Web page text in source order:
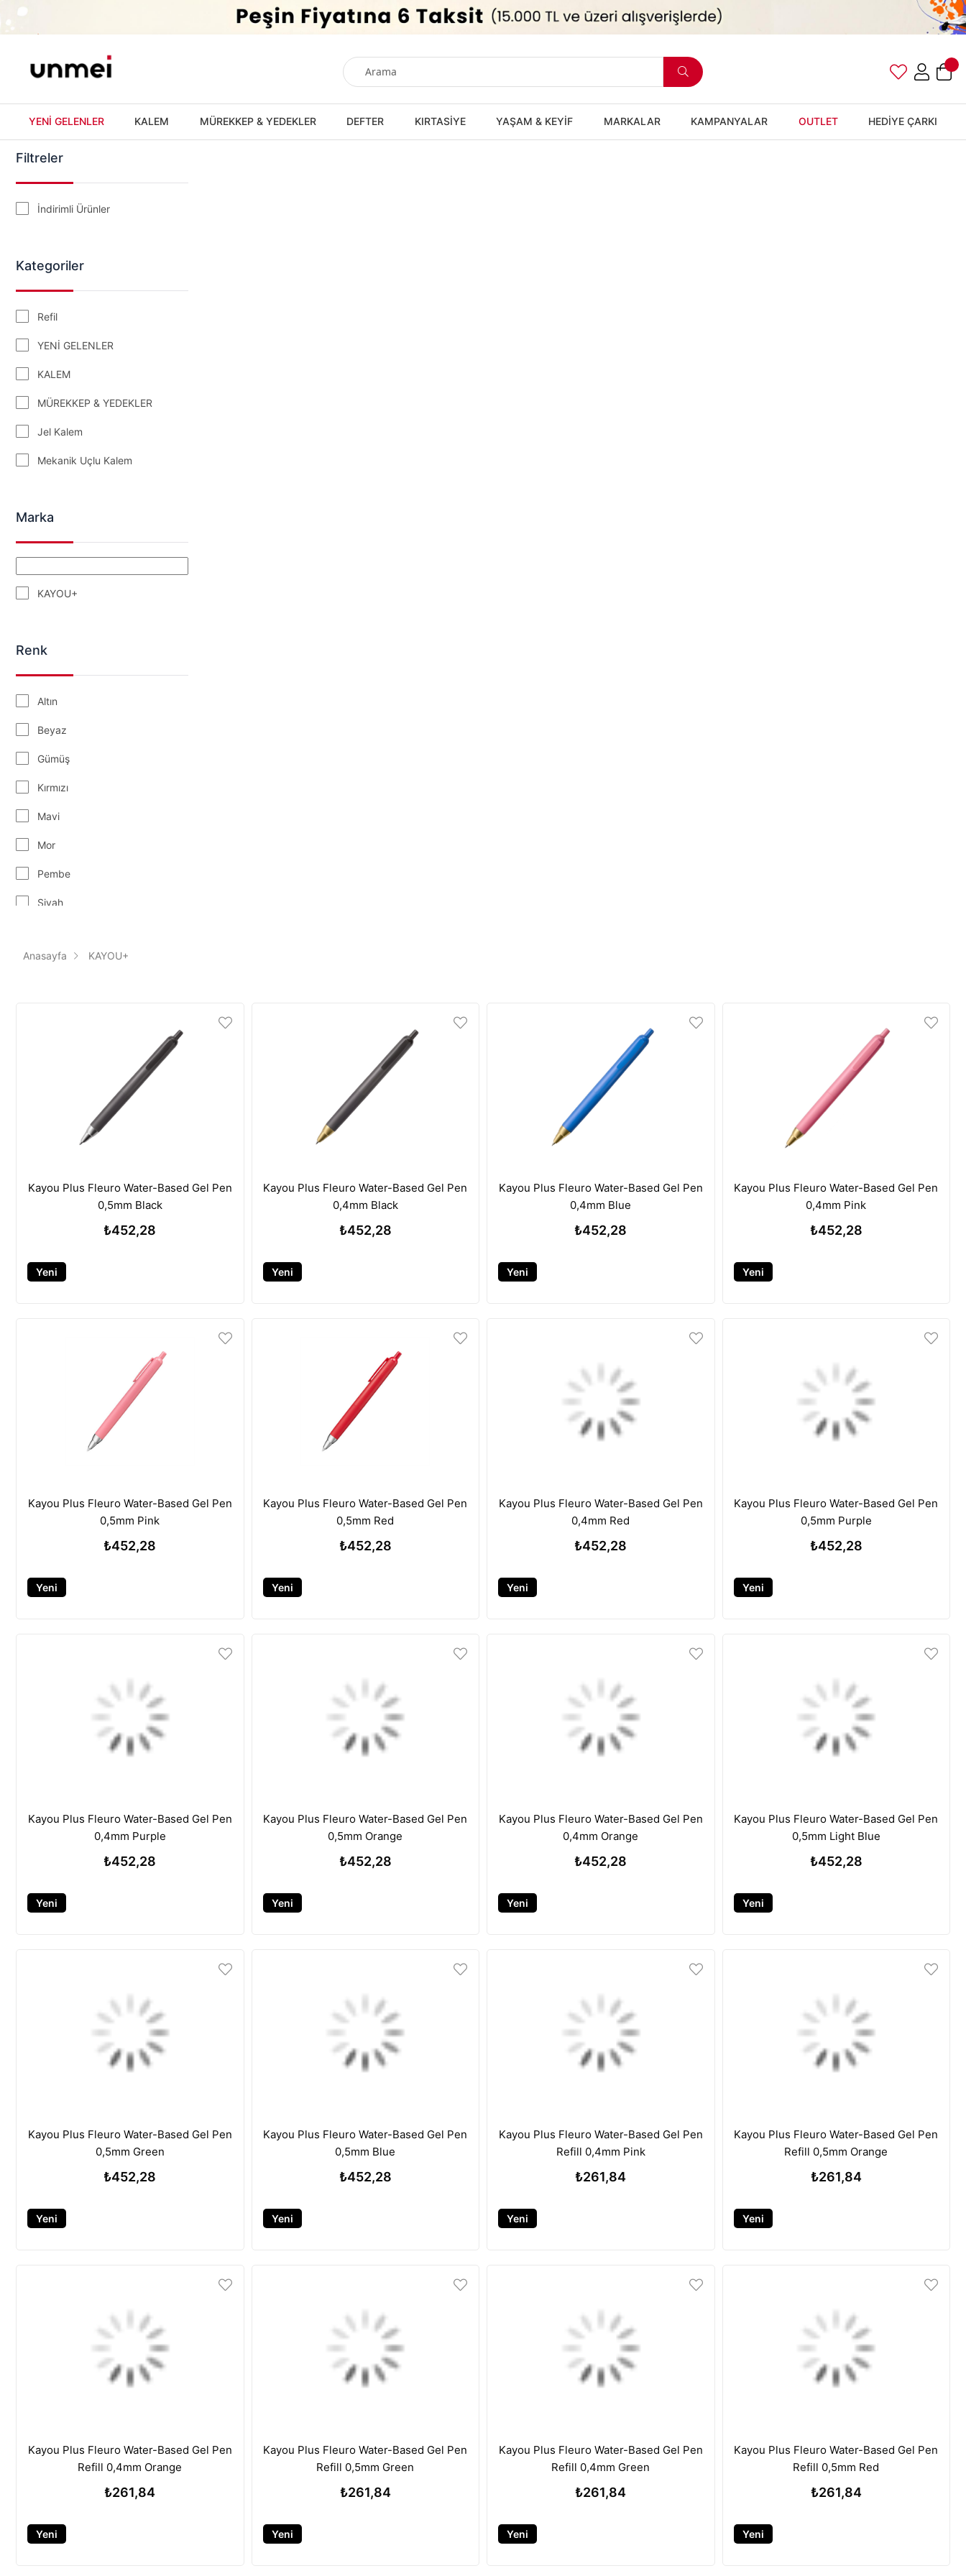
YENİ GELENLER KALEM MÜREKKEP & YEDEKLER DEFTER KIRTASİYE YAŞAM & KEYİF MARKALAR KAMPANYALAR OUTLET HEDİYE ÇARKI
Filtreler
İndirimli Ürünler
Kategoriler
Refil
YENİ GELENLER
KALEM
MÜREKKEP & YEDEKLER
Jel Kalem
Mekanik Uçlu Kalem
Marka
KAYOU+
Renk
Altın
Beyaz
Gümüş
Kırmızı
Mavi
Mor
Pembe
Siyah
Yeşil
Anasayfa KAYOU+
Kayou Plus Fleuro Water-Based Gel Pen
0,5mm Black
₺452,28
Yeni
Kayou Plus Fleuro Water-Based Gel Pen
0,4mm Black
₺452,28
Yeni
Kayou Plus Fleuro Water-Based Gel Pen
0,4mm Blue
₺452,28
Yeni
Kayou Plus Fleuro Water-Based Gel Pen
0,4mm Pink
₺452,28
Yeni
Kayou Plus Fleuro Water-Based Gel Pen
0,5mm Pink
₺452,28
Yeni
Kayou Plus Fleuro Water-Based Gel Pen
0,5mm Red
₺452,28
Yeni
Kayou Plus Fleuro Water-Based Gel Pen
0,4mm Red
₺452,28
Yeni
Kayou Plus Fleuro Water-Based Gel Pen
0,5mm Purple
₺452,28
Yeni
Kayou Plus Fleuro Water-Based Gel Pen
0,4mm Purple
₺452,28
Yeni
Kayou Plus Fleuro Water-Based Gel Pen
0,5mm Orange
₺452,28
Yeni
Kayou Plus Fleuro Water-Based Gel Pen
0,4mm Orange
₺452,28
Yeni
Kayou Plus Fleuro Water-Based Gel Pen
0,5mm Light Blue
₺452,28
Yeni
Kayou Plus Fleuro Water-Based Gel Pen
0,5mm Green
₺452,28
Yeni
Kayou Plus Fleuro Water-Based Gel Pen
0,5mm Blue
₺452,28
Yeni
Kayou Plus Fleuro Water-Based Gel Pen
Refill 0,4mm Pink
₺261,84
Yeni
Kayou Plus Fleuro Water-Based Gel Pen
Refill 0,5mm Orange
₺261,84
Yeni
Kayou Plus Fleuro Water-Based Gel Pen
Refill 0,4mm Orange
₺261,84
Yeni
Kayou Plus Fleuro Water-Based Gel Pen
Refill 0,5mm Green
₺261,84
Yeni
Kayou Plus Fleuro Water-Based Gel Pen
Refill 0,4mm Green
₺261,84
Yeni
Kayou Plus Fleuro Water-Based Gel Pen
Refill 0,5mm Red
₺261,84
Yeni